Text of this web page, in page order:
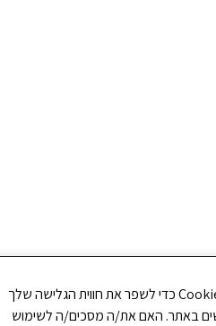
אנו משתמשים בקובצי Cookie כדי לשפר את חווית הגלישה שלך
באתר. האם את/ה מסכים/ה לשימוש